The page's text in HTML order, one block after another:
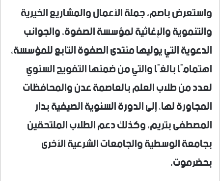
واستعرض باصم، جملة الأعمال والمشاريع الخيرية
والتنموية والإغاثية لمؤسسة الصفوة، والجوانب
الدعوية التي يوليها منتدى الصفوة التابع للمؤسسة،
اهتمامًا بالغًا والتي من ضمنها التفويج السنوي
لعدد من طلاب العلم بالعاصمة عدن والمحافظات
المجاورة لها، إلى الدورة السنوية الصيفية بدار
المصطفى بتريم، وكذلك دعم الطلاب الملتحقين
بجامعة الوسطية والجامعات الشرعية الأخرى
بحضرموت.